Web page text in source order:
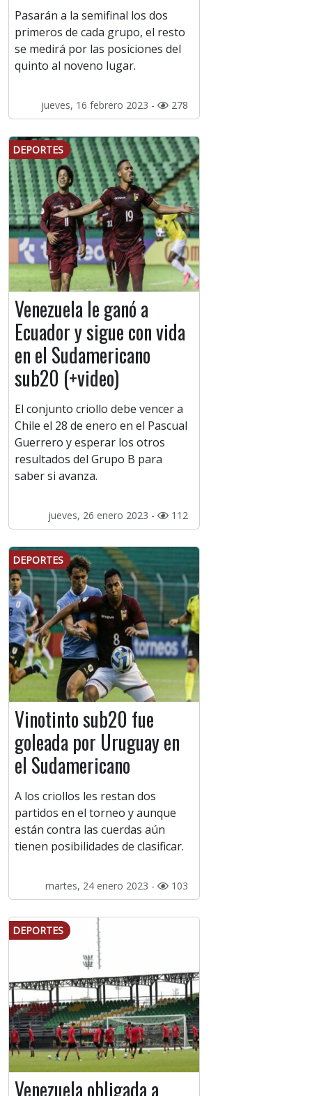
Pasarán a la semifinal los dos
primeros de cada grupo, el resto
se medirá por las posiciones del
quinto al noveno lugar.
jueves, 16 febrero 2023 - 278
DEPORTES
Venezuela le ganó a
Ecuador y sigue con vida
en el Sudamericano
sub20 (+video)
El conjunto criollo debe vencer a
Chile el 28 de enero en el Pascual
Guerrero y esperar los otros
resultados del Grupo B para
saber si avanza.
jueves, 26 enero 2023 - 112
DEPORTES
Vinotinto sub20 fue
goleada por Uruguay en
el Sudamericano
A los criollos les restan dos
partidos en el torneo y aunque
están contra las cuerdas aún
tienen posibilidades de clasificar.
martes, 24 enero 2023 - 103
DEPORTES
Venezuela obligada a